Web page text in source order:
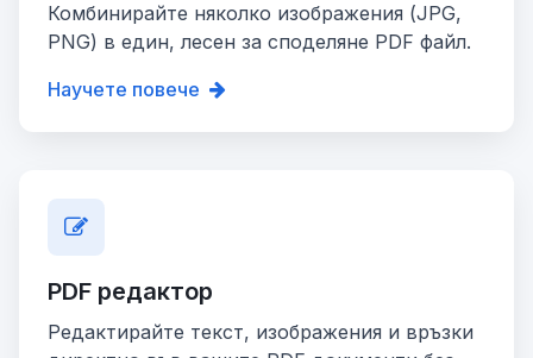
Комбинирайте няколко изображения (JPG,
PNG) в един, лесен за споделяне PDF файл.
Научете повече
PDF редактор
Редактирайте текст, изображения и връзки